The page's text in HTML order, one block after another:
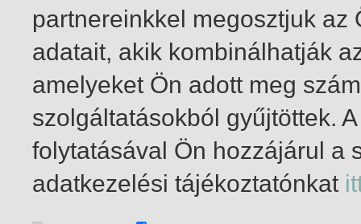
1-10 / total 10 hit
partnereinkkel megosztjuk
adatait, akik kombinálhatják
amelyeket Ön adott meg
szolgáltatásokból gyűjtöttek.
folytatásával Ön hozzájárul a
adatkezelési tájékoztatónkat